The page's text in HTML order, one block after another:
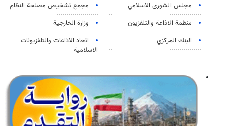
مجلس الشورى الاسلامي
مجمع تشخيص مصلحة النظام
منظمة الاذاعة والتلفزیون
وزارة الخارجية
البنك المركزي
اتحاد الاذاعات والتلفزيونات
الاسلامية